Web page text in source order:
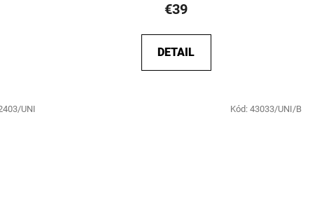
€39
DETAIL
UNI Kód: 43033/UNI/B